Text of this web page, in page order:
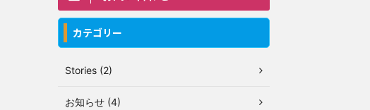
カテゴリー
Stories (2)
お知らせ (4)